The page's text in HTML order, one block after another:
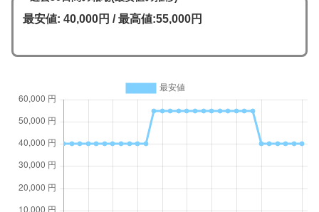
最安値: 40,000円 / 最高値:55,000円